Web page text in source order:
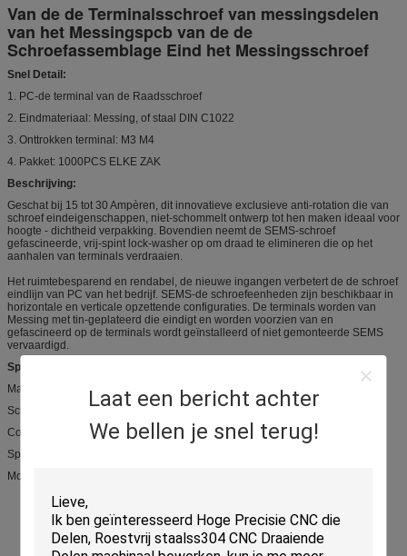
Laat een bericht achter
We bellen je snel terug!
Van de de Terminalsschroef van messingsdelen
van het Messingspcb van de de
Schroefassemblage Eind het Messingsschroef
Snel Detail:
1. PC-de terminal van de Raadsschroef
2. Eindmateriaal: Messing, of staal DIN C1022
3. Onttrokken terminal: M3 M4
4. Pakket: 1000PCS ELKE ZAK
Beschrijving:
Geschat bij 15 tot 30 Ampèren, dit innovatieve exclusieve anti-rotation die van
schroef eindeigenschappen, niet-schommelt ontwerp tot hen maken ideaal voor
hoogte - dichtheid verpakking. Bovendien neemt de SEMS-schroef
gefascineerde, vrij-spint lock-washer op om draad te elimineren die op het
aanhalen van terminals verdraaien.
Het ruimtebesparend en rendabel, de nieuwe ingangen verbetert de de schroef
eindlijn van PC van het bedrijf. SEMS-de schroefeenheden zijn beschikbaar in
horizontale en verticale opzettende configuraties. De terminals worden van
Messing met tin-geplateerd die eindigt en worden voorzien van en
gefascineerd op de terminals wordt geïnstalleerd of niet gemonteerde SEMS
vervaardigd.
Specificaties:
Materiaal
Schroeven: Geplateerde het Zink van het M1.5m2.5 M3 M4 staal
Contact: Messing, Electroless nikkel
Speldkopbal: Messing, geplateerd Tin
Modulepc zet Schroefterminals, Vernikkelde Messingsschroef op,
Laag profiel
Stal, geen-rotsontwerp met exclusieve anti-rotatieeigenschap
Zet gemakkelijk met vier benen op in pre-geboorde of geslagen gaten
Keurt AWG-14-22 vast lichaam of streng, golfplaat-type terminals goed of
Ideaal gezien geschikt voor high-density verpakking